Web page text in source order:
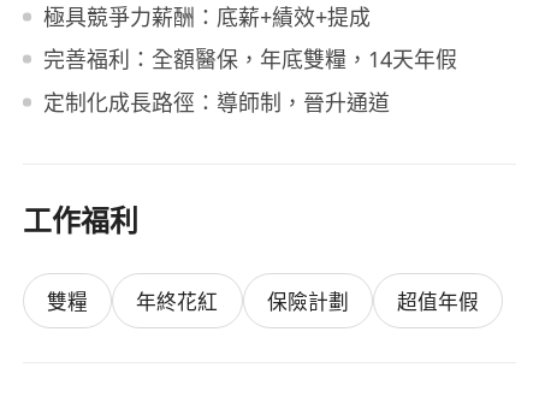
極具競爭力薪酬：底薪+績效+提成
完善福利：全額醫保，年底雙糧，14天年假
定制化成長路徑：導師制，晉升通道
工作福利
雙糧 年終花紅 保險計劃 超值年假